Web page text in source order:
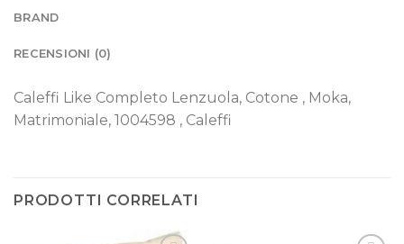
BRAND
RECENSIONI (0)
Caleffi Like Completo Lenzuola, Cotone , Moka,
Matrimoniale, 1004598 , Caleffi
PRODOTTI CORRELATI